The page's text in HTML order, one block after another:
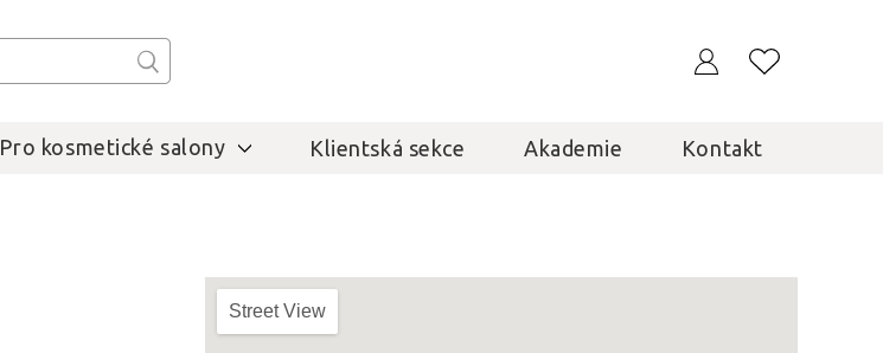
Pro kosmetické salony Klientská sekce Akademie Kontakt
Street View